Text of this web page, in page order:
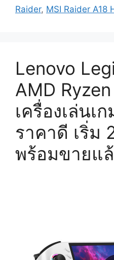
Raider, MSI Raider A18
Lenovo
AMD
เครื่องเล่นเ
ราคาดี เริ่ม
พร้อมขายแ